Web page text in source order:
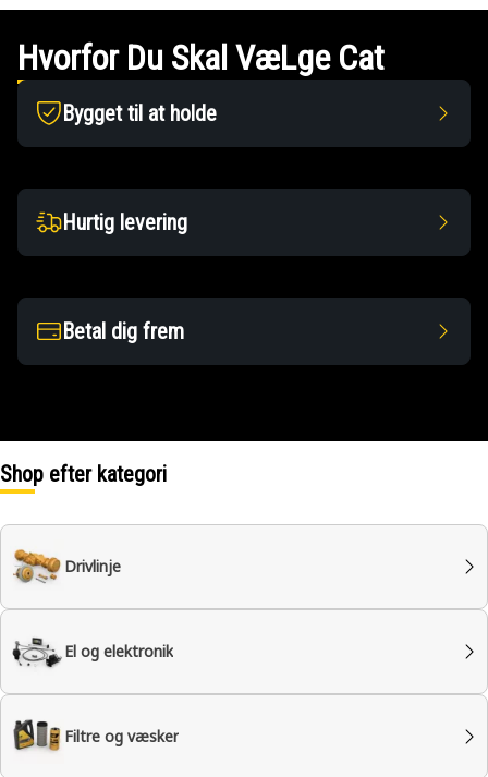
Hvorfor Du Skal VæLge Cat
Bygget til at holde
Hurtig levering
Betal dig frem
Shop efter kategori
Drivlinje
El og elektronik
Filtre og væsker